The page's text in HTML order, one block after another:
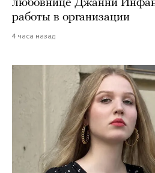
любовнице Джанни
работы в организации
4 часа назад